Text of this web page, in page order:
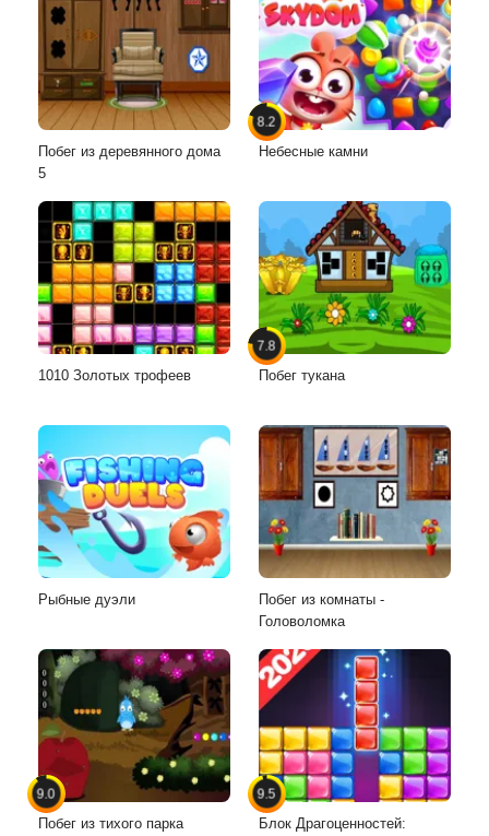
Побег из деревянного дома
5
8.2
Небесные камни
1010 Золотых трофеев
7.8
Побег тукана
Рыбные дуэли
Побег из комнаты -
Головоломка
9.0
Побег из тихого парка
9.5
Блок Драгоценностей: